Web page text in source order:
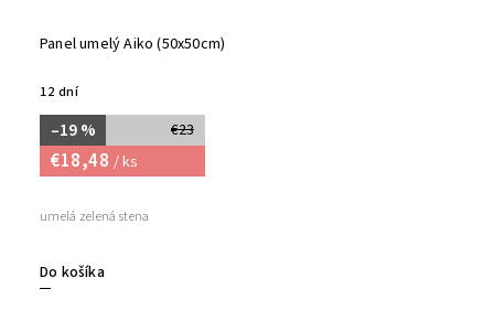
Panel umelý Aiko (50x50cm)
12 dní
€23
–19 %
€18,48 / ks
Do košíka
umelá zelená stena